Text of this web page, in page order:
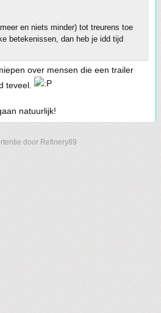
en niets minder) tot treurens toe
betekenissen, dan heb je idd tijd
over mensen die een trailer
teveel.
natuurlijk!
door Refinery89